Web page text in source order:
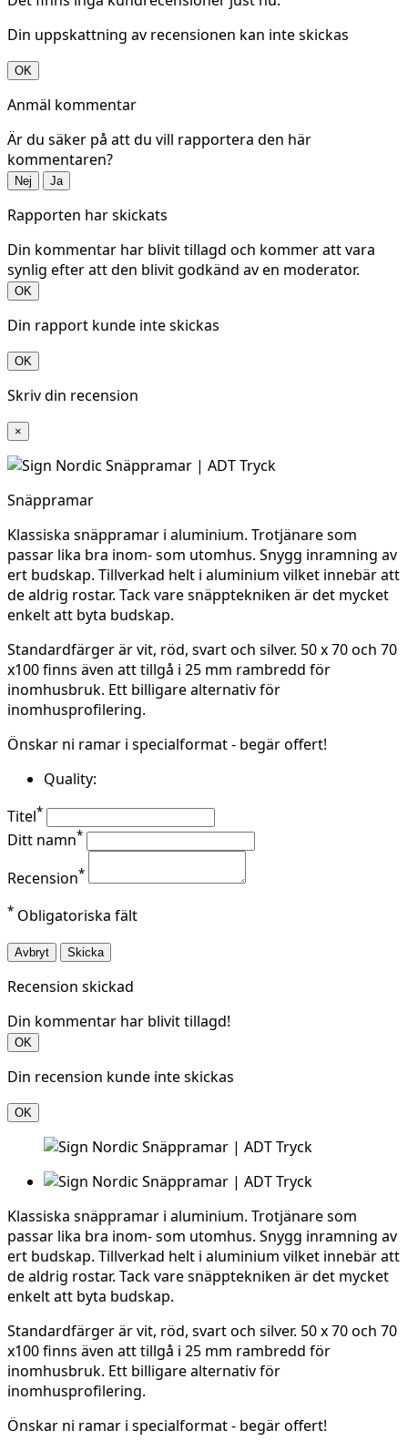
Din uppskattning av recensionen kan inte skickas
OK
Anmäl kommentar
Är du säker på att du vill rapportera den här
kommentaren?
Nej Ja
Rapporten har skickats
Din kommentar har blivit tillagd och kommer att vara
synlig efter att den blivit godkänd av en moderator.
OK
Din rapport kunde inte skickas
OK
Skriv din recension
×
Snäppramar
Klassiska snäppramar i aluminium. Trotjänare som
passar lika bra inom- som utomhus. Snygg inramning av
ert budskap. Tillverkad helt i aluminium vilket innebär att
de aldrig rostar. Tack vare snäpptekniken är det mycket
enkelt att byta budskap.
Standardfärger är vit, röd, svart och silver. 50 x 70 och 70
x100 finns även att tillgå i 25 mm rambredd för
inomhusbruk. Ett billigare alternativ för
inomhusprofilering.
Önskar ni ramar i specialformat - begär offert!
Quality:
Titel*
Ditt namn*
Recension*
* Obligatoriska fält
Avbryt Skicka
Recension skickad
Din kommentar har blivit tillagd!
OK
Din recension kunde inte skickas
OK
Klassiska snäppramar i aluminium. Trotjänare som
passar lika bra inom- som utomhus. Snygg inramning av
ert budskap. Tillverkad helt i aluminium vilket innebär att
de aldrig rostar. Tack vare snäpptekniken är det mycket
enkelt att byta budskap.
Standardfärger är vit, röd, svart och silver. 50 x 70 och 70
x100 finns även att tillgå i 25 mm rambredd för
inomhusbruk. Ett billigare alternativ för
inomhusprofilering.
Önskar ni ramar i specialformat - begär offert!